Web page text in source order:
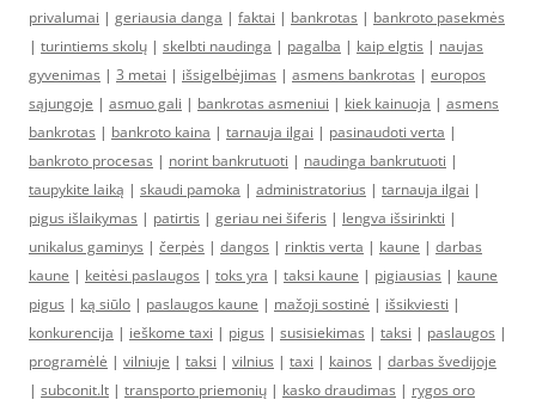
privalumai | geriausia danga | faktai | bankrotas | bankroto pasekmės
| turintiems skolų | skelbti naudinga | pagalba | kaip elgtis | naujas
gyvenimas | 3 metai | išsigelbėjimas | asmens bankrotas | europos
sąjungoje | asmuo gali | bankrotas asmeniui | kiek kainuoja | asmens
bankrotas | bankroto kaina | tarnauja ilgai | pasinaudoti verta |
bankroto procesas | norint bankrutuoti | naudinga bankrutuoti |
taupykite laiką | skaudi pamoka | administratorius | tarnauja ilgai |
pigus išlaikymas | patirtis | geriau nei šiferis | lengva išsirinkti |
unikalus gaminys | čerpės | dangos | rinktis verta | kaune | darbas
kaune | keitėsi paslaugos | toks yra | taksi kaune | pigiausias | kaune
pigus | ką siūlo | paslaugos kaune | mažoji sostinė | išsikviesti |
konkurencija | ieškome taxi | pigus | susisiekimas | taksi | paslaugos |
programėlė | vilniuje | taksi | vilnius | taxi | kainos | darbas švedijoje
| subconit.lt | transporto priemonių | kasko draudimas | rygos oro